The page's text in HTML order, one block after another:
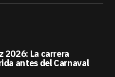
2026: La carrera
antes del Carnaval